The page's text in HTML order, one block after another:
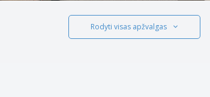
Rodyti visas apžvalgas